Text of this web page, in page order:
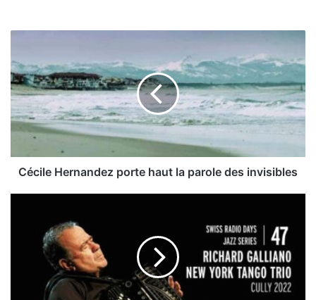
porte
haut
la
parole
des
invisibles
Cécile Hernandez porte haut la parole des invisibles